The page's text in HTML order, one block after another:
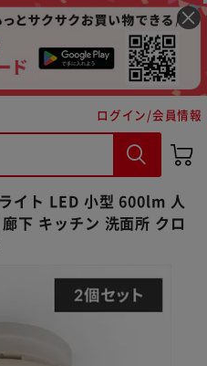
ログイン/会員情報
イト LED 小型 600lm 人
下 キッチン 洗面所 クロ